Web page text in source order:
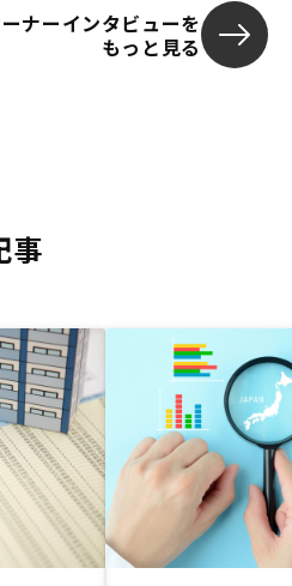
ナーインタビューを
もっと見る
事